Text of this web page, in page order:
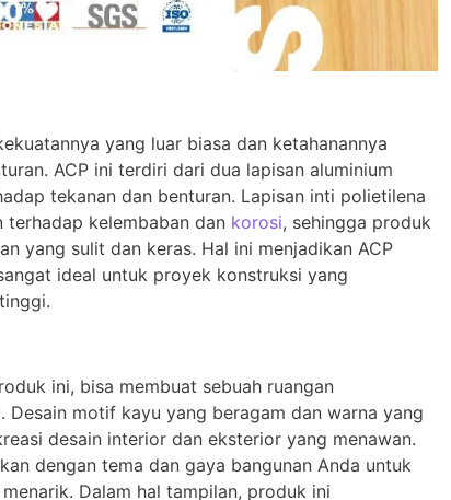
yang luar biasa dan ketahanannya
ACP ini terdiri dari dua lapisan aluminium
tekanan dan benturan. Lapisan inti polietilena
terhadap kelembaban dan korosi, sehingga produk
yang sulit dan keras. Hal ini menjadikan ACP
ideal untuk proyek konstruksi yang
ini, bisa membuat sebuah ruangan
Desain motif kayu yang beragam dan warna yang
desain interior dan eksterior yang menawan.
dengan tema dan gaya bangunan Anda untuk
Dalam hal tampilan, produk ini